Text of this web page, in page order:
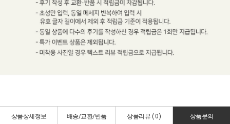
상품상세정보 배송/교환/반품 상품리뷰 (0) 상품문의